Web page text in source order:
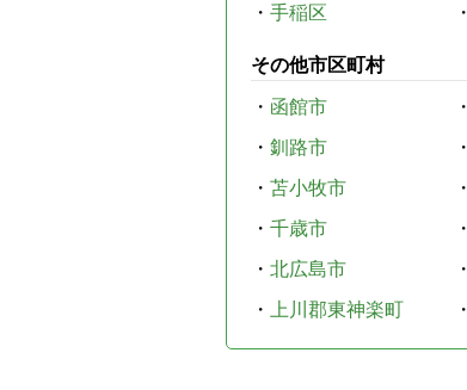
・ 手稲区 ・
その他市区町村
・ 函館市 ・
・ 釧路市 ・
・ 苫小牧市 ・
・ 千歳市 ・
・ 北広島市 ・
・
上川郡東神楽町 ・